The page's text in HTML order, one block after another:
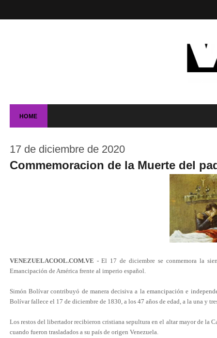
HOME
17 de diciembre de 2020
Commemoracion de la Muerte del
VENEZUELACOOL.COM.VE -El 17 de diciembre se conmemora la
Emancipación de América frente al imperio español.
Simón Bolívar contribuyó de manera decisiva a la emancipación e
Bolívar fallece el 17 de diciembre de 1830, a los 47 años de edad, a la una y
Los restos del libertador recibieron cristiana sepultura en el altar mayor de la
cuando fueron trasladados a su país de origen Venezuela.